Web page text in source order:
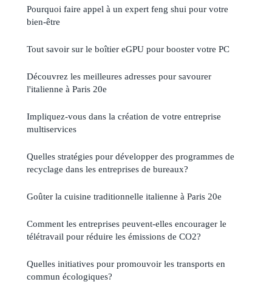
Pourquoi faire appel à un expert feng shui pour votre
bien-être
Tout savoir sur le boîtier eGPU pour booster votre PC
Découvrez les meilleures adresses pour savourer
l'italienne à Paris 20e
Impliquez-vous dans la création de votre entreprise
multiservices
Quelles stratégies pour développer des programmes de
recyclage dans les entreprises de bureaux?
Goûter la cuisine traditionnelle italienne à Paris 20e
Comment les entreprises peuvent-elles encourager le
télétravail pour réduire les émissions de CO2?
Quelles initiatives pour promouvoir les transports en
commun écologiques?